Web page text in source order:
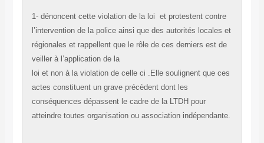
1- dénoncent cette violation de la loi et protestent contre
l’intervention de la police ainsi que des autorités locales et
régionales et rappellent que le rôle de ces derniers est de
veiller à l’application de la
loi et non à la violation de celle ci .Elle soulignent que ces
actes constituent un grave précèdent dont les
conséquences dépassent le cadre de la LTDH pour
atteindre toutes organisation ou association indépendante.